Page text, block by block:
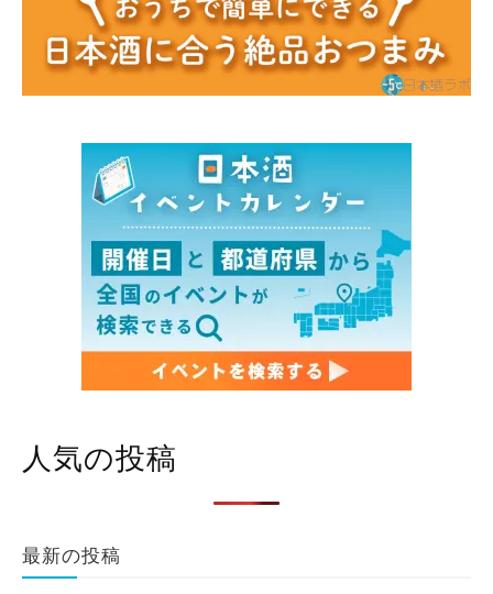
人気の投稿
最新の投稿